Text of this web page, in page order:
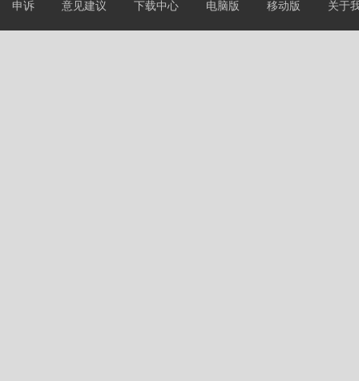
申诉 意见建议 下载中心 电脑版 移动版 关于